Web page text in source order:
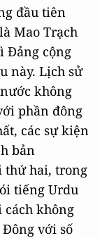
đầu tiên
Mao Trạch
Đảng cộng
này. Lịch sử
không
phần đông
các sự kiện
bản
thứ hai, trong
tiếng Urdu
cách không
với số